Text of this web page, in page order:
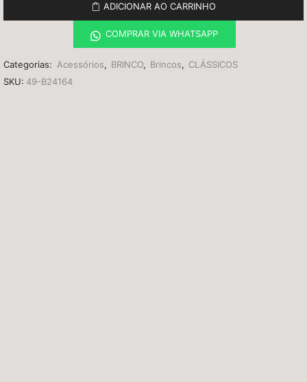
ADICIONAR AO CARRINHO
COMPRAR VIA WHATSAPP
Categorias: Acessórios, BRINCO, Brincos, CLÁSSICOS
SKU: 49-B24164